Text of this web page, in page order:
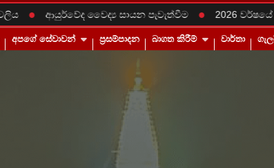
● ආයුර්වේද වෛද්‍ය සායන පැවැත්වීම ● 2026 වර්ෂයේ
අපගේ සේවාවන් ප්‍රසම්පාදන බාගත කිරීම් වාර්තා